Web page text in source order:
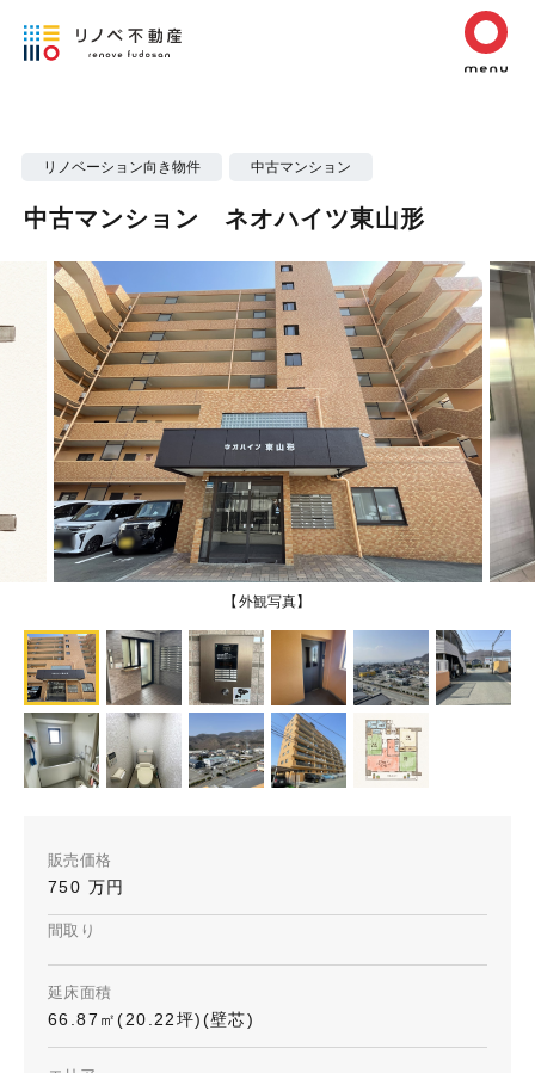
リノベーション向き物件 中古マンション
中古マンション ネオハイツ東山形
【外観写真】
販売価格
750 万円
間取り
延床面積
66.87㎡(20.22坪)(壁芯)